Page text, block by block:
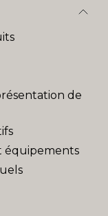
de
équipements